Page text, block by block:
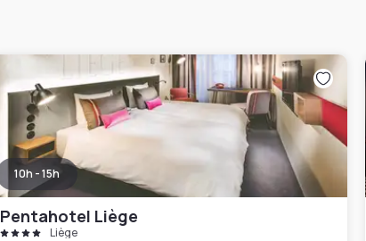
10h - 15h
Pentahotel Liège
Liège